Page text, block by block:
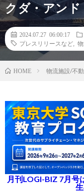
クダ・アン
2024.07.27 06:00:17
プレスリリースなど
HOME 物流施設/不
月刊LOGI-BIZ 7月号